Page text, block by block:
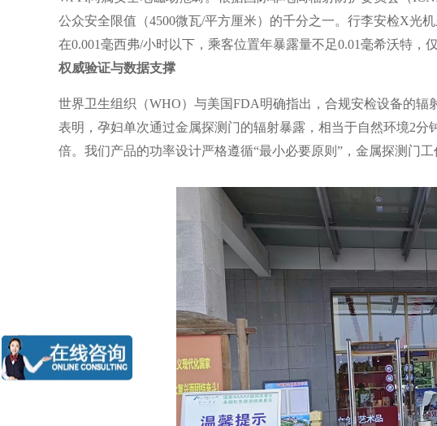
公众安全限值（4500微瓦/平方厘米）的千分之一。行李安检X光
在0.001毫西弗/小时以下，乘客位置年暴露量不足0.01毫希沃特，
权威验证与数据支撑
世界卫生组织（WHO）与美国FDA明确指出，合规安检设备的
表明，孕妇单次通过金属探测门的辐射暴露，相当于自然环境2
倍。我们产品的功率设计严格遵循“最小必要原则”，金属探测门工